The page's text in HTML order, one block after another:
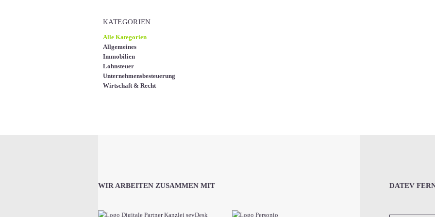
KATEGORIEN
Alle Kategorien
Allgemeines
Immobilien
Lohnsteuer
Unternehmensbesteuerung
Wirtschaft & Recht
WIR ARBEITEN ZUSAMMEN MIT DATEV